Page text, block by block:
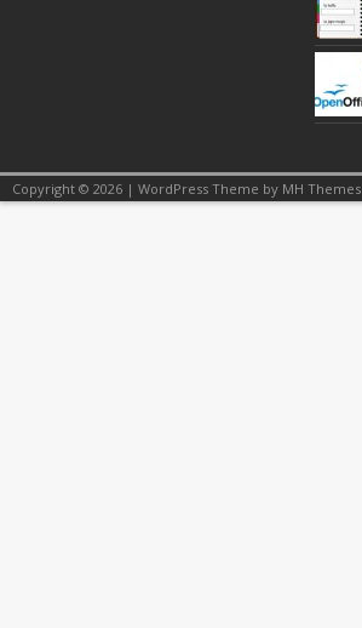
Copyright © 2026 | WordPress Theme by MH Themes